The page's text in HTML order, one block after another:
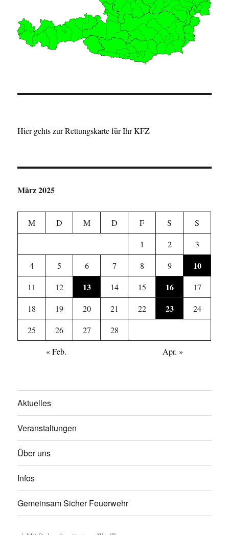
Hier gehts zur Rettungskarte für Ihr KFZ
März 2025
M D M D F S
S
1
2
3
4
5 6 7 8 9 10
11 12 13 14 15 16
17
18
19 20 21 22 23
24
25
26 27
28
« Feb.
Apr. »
Aktuelles
Veranstaltungen
Über uns
Infos
Gemeinsam Sicher Feuerwehr